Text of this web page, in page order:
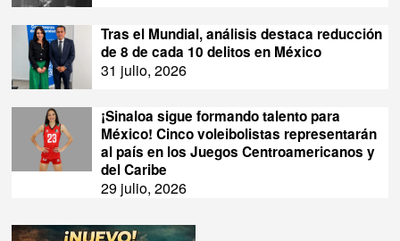
Tras el Mundial, análisis destaca reducción
de 8 de cada 10 delitos en México
31 julio, 2026
¡Sinaloa sigue formando talento para
México! Cinco voleibolistas representarán
al país en los Juegos Centroamericanos y
del Caribe
29 julio, 2026